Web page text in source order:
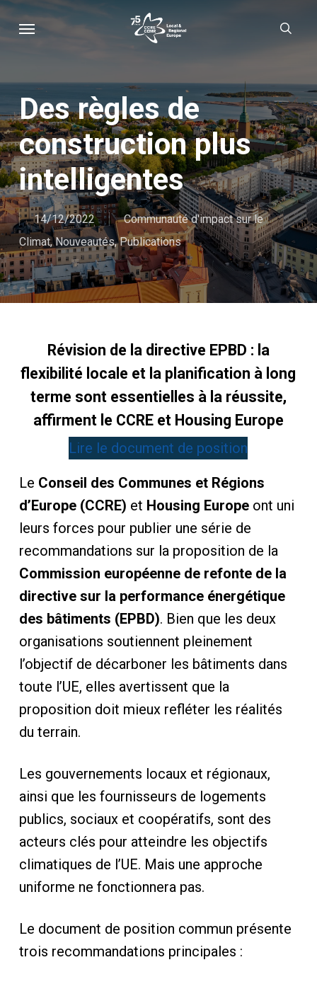
Menu
Des règles de
construction plus
intelligentes
14/12/2022
Communauté d'impact sur le
Climat,Nouveautés,Publications
Révision de la directive EPBD : la
flexibilité locale et la planification à long
terme sont essentielles à la réussite,
affirment le CCRE et Housing Europe
Lire le document de position
Le Conseil des Communes et Régions
d’Europe (CCRE) et Housing Europeont uni
leurs forces pour publier une série de
recommandations sur la proposition de la
Commission européenne de refonte de la
directive sur la performance énergétique
des bâtiments (EPBD). Bien que les deux
organisations soutiennent pleinement
l’objectif de décarboner les bâtiments dans
toute l’UE, elles avertissent que la
proposition doit mieux refléter les réalités
du terrain.
Les gouvernements locaux et régionaux,
ainsi que les fournisseurs de logements
publics, sociaux et coopératifs, sont des
acteurs clés pour atteindre les objectifs
climatiques de l’UE. Mais une approche
uniforme ne fonctionnera pas.
Le document de position commun présente
trois recommandations principales :